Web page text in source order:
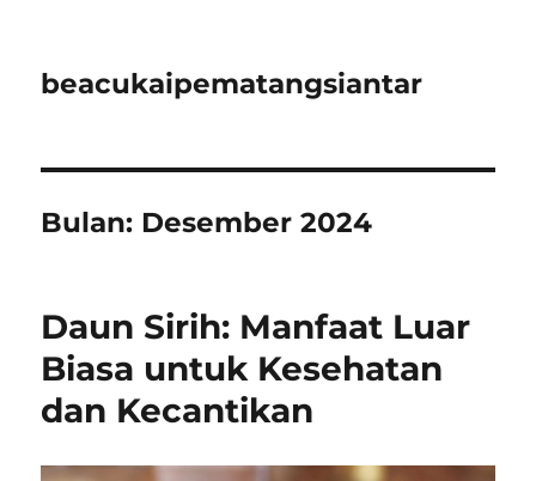
beacukaipematangsiantar
Bulan: Desember 2024
Daun Sirih: Manfaat Luar
Biasa untuk Kesehatan
dan Kecantikan